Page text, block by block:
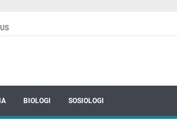
BIOLOGI SOSIOLOGI